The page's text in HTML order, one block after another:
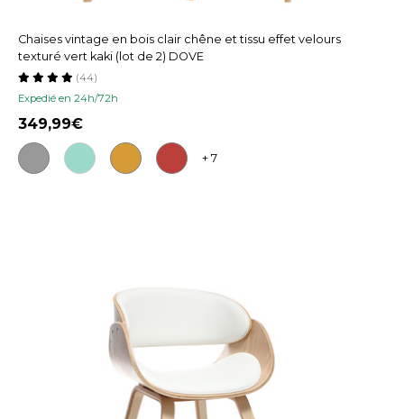
Chaises vintage en bois clair chêne et tissu effet velours
texturé vert kaki (lot de 2) DOVE
Expedié en 24h/72h
(44)
349,99
+ 7